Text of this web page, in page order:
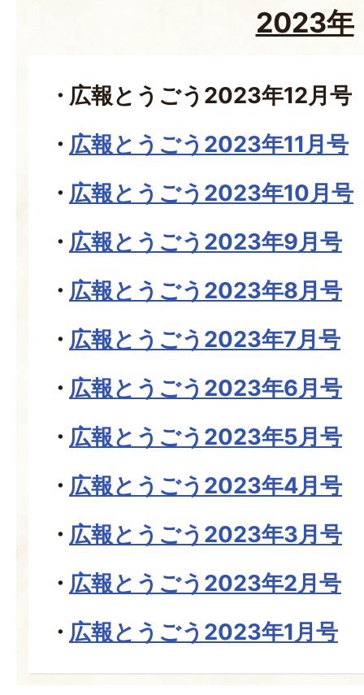
2023年
広報とうごう2023年12月号
広報とうごう2023年11月号
広報とうごう2023年10月号
広報とうごう2023年9月号
広報とうごう2023年8月号
広報とうごう2023年7月号
広報とうごう2023年6月号
広報とうごう2023年5月号
広報とうごう2023年4月号
広報とうごう2023年3月号
広報とうごう2023年2月号
広報とうごう2023年1月号